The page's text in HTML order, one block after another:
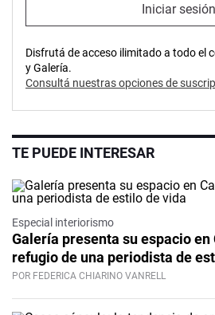
Iniciar sesión
Disfrutá de acceso ilimitado a todo el
y Galería.
Consultá nuestras opciones de
TE PUEDE INTERESAR
Especial interiorismo
Galería presenta su espacio en
refugio de una periodista de
POR FEDERICA CHIARINO VANRELL